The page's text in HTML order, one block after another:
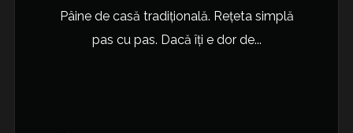
Pâine de casă tradițională. Rețeta simplă
pas cu pas. Dacă îți e dor de...